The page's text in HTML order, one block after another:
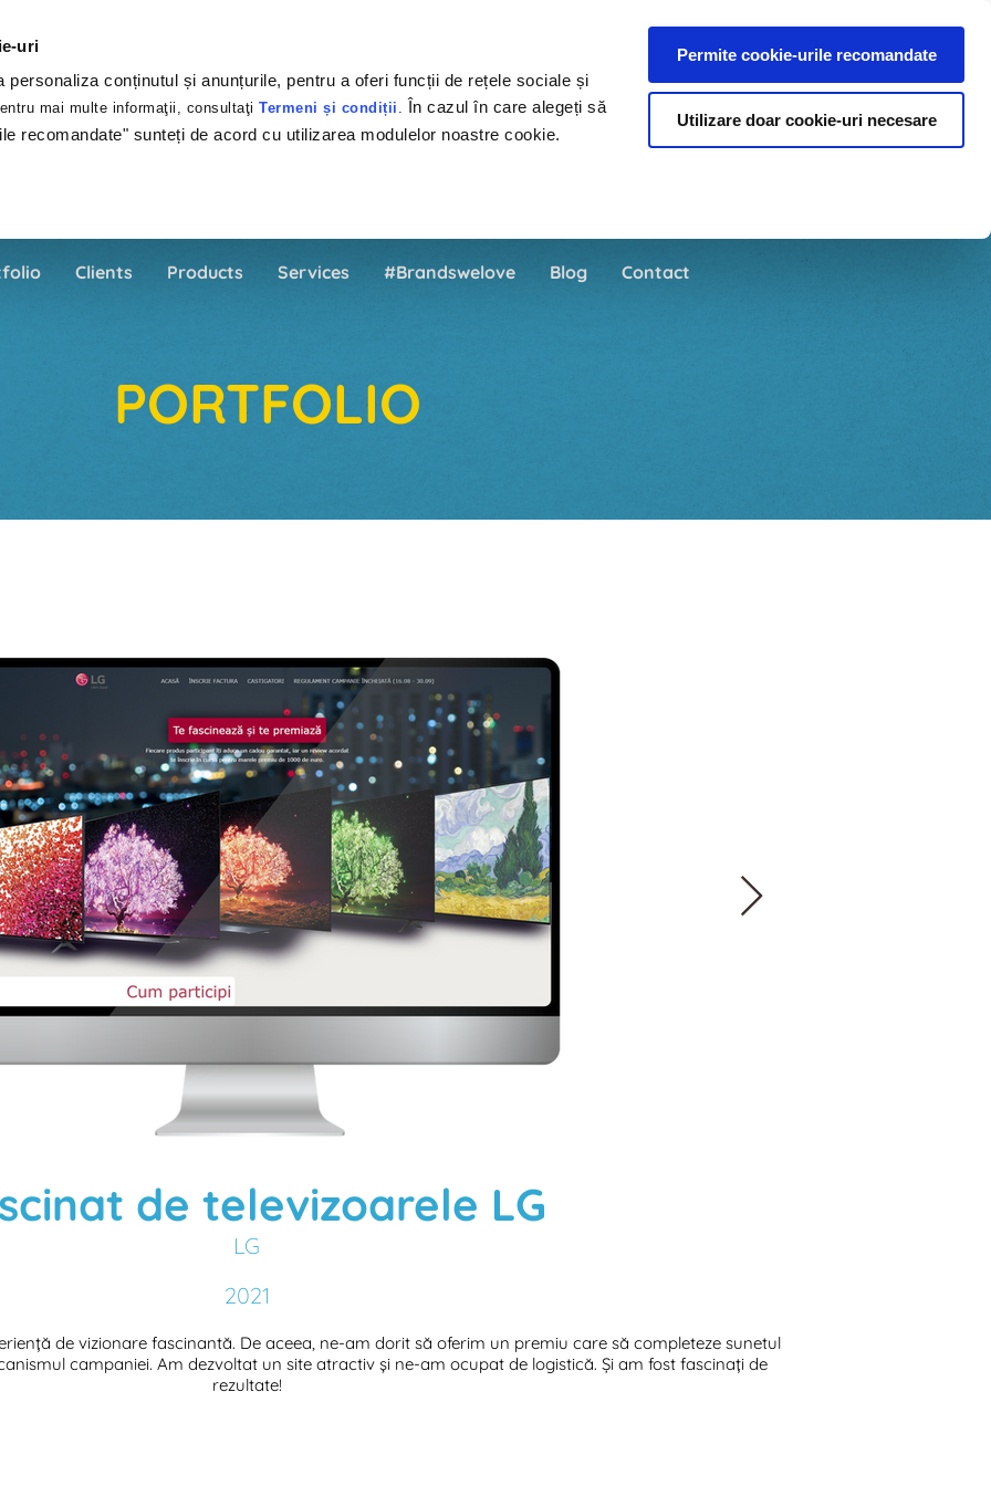
uri
personaliza conținutul și anunțurile, pentru a oferi funcții de rețele sociale și
mai multe informaţii, consultaţiTermeni și condiții . În cazul în care alegeți să
recomandate" sunteți de acord cu utilizarea modulelor noastre cookie.
Permite cookie-urile recomandate
Utilizare doar cookie-uri necesare
Clients Products Services #Brandswelove Blog Contact
PORTFOLIO
de televizoarele LG
LG
2021
de vizionare fascinantă. De aceea, ne-am dorit să oferim un premiu care să completeze sunetul
campaniei. Am dezvoltat un site atractiv și ne-am ocupat de logistică. Și am fost fascinați de
rezultate!